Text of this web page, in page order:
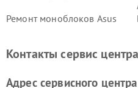
Ремонт моноблоков Asus
Контакты сервис центра
Адрес сервисного